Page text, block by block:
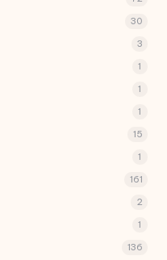
30
3
1
1
1
15
1
161
2
1
136